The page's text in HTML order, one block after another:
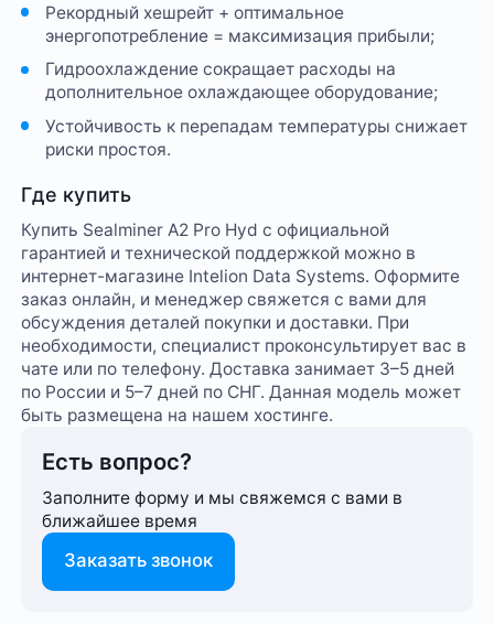
Рекордный хешрейт + оптимальное
энергопотребление = максимизация прибыли;
Гидроохлаждение сокращает расходы на
дополнительное охлаждающее оборудование;
Устойчивость к перепадам температуры снижает
риски простоя.
Где купить
Купить Sealminer A2 Pro Hyd с официальной
гарантией и технической поддержкой можно в
интернет-магазине Intelion Data Systems. Оформите
заказ онлайн, и менеджер свяжется с вами для
обсуждения деталей покупки и доставки. При
необходимости, специалист проконсультирует вас в
чате или по телефону. Доставка занимает 3–5 дней
по России и 5–7 дней по СНГ. Данная модель может
быть размещена на нашем хостинге.
Есть вопрос?
Заполните форму и мы свяжемся с вами в
ближайшее время
Заказать звонок